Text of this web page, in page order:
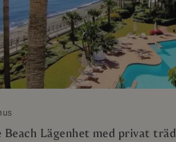
Lägenhet med privat